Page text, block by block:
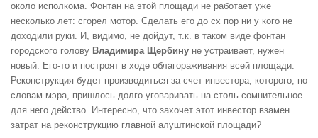
около исполкома. Фонтан на этой площади не работает уже
несколько лет: сгорел мотор. Сделать его до сх пор ни у кого не
доходили руки. И, видимо, не дойдут, т.к. в таком виде фонтан
городского голову Владимира Щербину не устраивает, нужен
новый. Его-то и построят в ходе облагораживания всей площади.
Реконструкция будет производиться за счет инвестора, которого, по
словам мэра, пришлось долго уговаривать на столь сомнительное
для него действо. Интересно, что захочет этот инвестор взамен
затрат на реконструкцию главной алуштинской площади?